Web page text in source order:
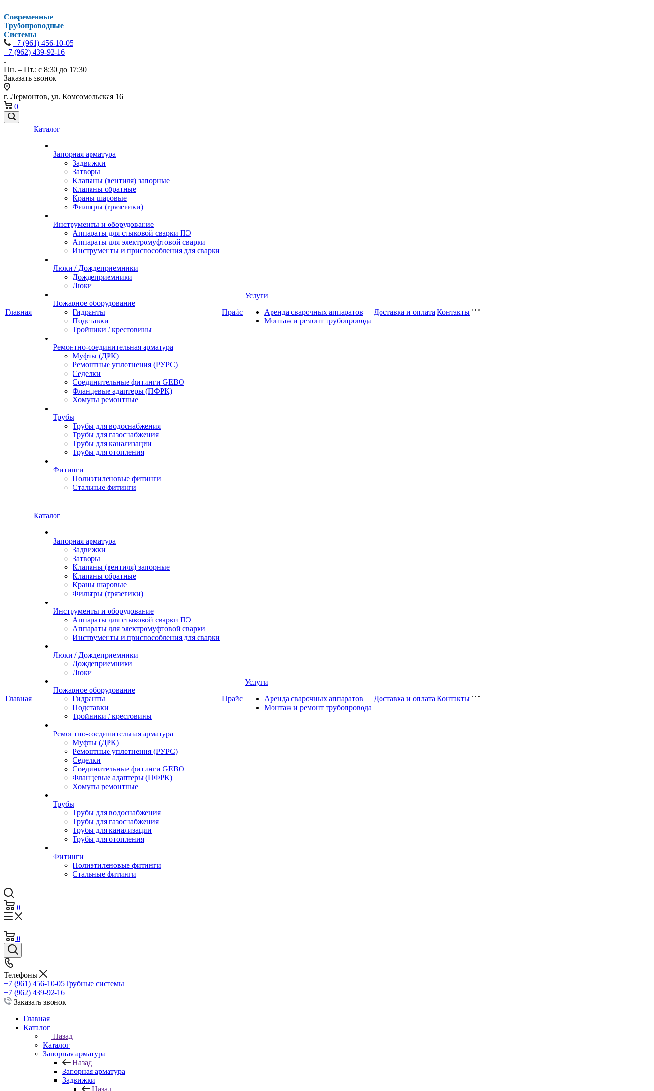
Современные
Трубопроводные
Системы
+7 (961) 456-10-05
+7 (962) 439-92-16
Пн. – Пт.: с 8:30 до 17:30
Заказать звонок
г. Лермонтов, ул. Комсомольская 16
0
Главная
Каталог
Запорная арматура
Задвижки
Затворы
Клапаны (вентиля) запорные
Клапаны обратные
Краны шаровые
Фильтры (грязевики)
Инструменты и оборудование
Аппараты для стыковой сварки ПЭ
Аппараты для электромуфтовой сварки
Инструменты и приспособления для сварки
Люки / Дождеприемники
Дождеприемники
Люки
Пожарное оборудование
Гидранты
Подставки
Тройники / крестовины
Ремонтно-соединительная арматура
Муфты (ДРК)
Ремонтные уплотнения (РУРС)
Седелки
Соединительные фитинги GEBO
Фланцевые адаптеры (ПФРК)
Хомуты ремонтные
Трубы
Трубы для водоснабжения
Трубы для газоснабжения
Трубы для канализации
Трубы для отопления
Фитинги
Полиэтиленовые фитинги
Стальные фитинги
Прайс
Услуги
Аренда сварочных аппаратов
Монтаж и ремонт трубопровода
Доставка и оплата Контакты
Главная
Каталог
Запорная арматура
Задвижки
Затворы
Клапаны (вентиля) запорные
Клапаны обратные
Краны шаровые
Фильтры (грязевики)
Инструменты и оборудование
Аппараты для стыковой сварки ПЭ
Аппараты для электромуфтовой сварки
Инструменты и приспособления для сварки
Люки / Дождеприемники
Дождеприемники
Люки
Пожарное оборудование
Гидранты
Подставки
Тройники / крестовины
Ремонтно-соединительная арматура
Муфты (ДРК)
Ремонтные уплотнения (РУРС)
Седелки
Соединительные фитинги GEBO
Фланцевые адаптеры (ПФРК)
Хомуты ремонтные
Трубы
Трубы для водоснабжения
Трубы для газоснабжения
Трубы для канализации
Трубы для отопления
Фитинги
Полиэтиленовые фитинги
Стальные фитинги
Прайс
Услуги
Аренда сварочных аппаратов
Монтаж и ремонт трубопровода
Доставка и оплата Контакты
0
0
Телефоны
+7 (961) 456-10-05Трубные системы
+7 (962) 439-92-16
Заказать звонок
Главная
Каталог
Назад
Каталог
Запорная арматура
Назад
Запорная арматура
Задвижки
Назад